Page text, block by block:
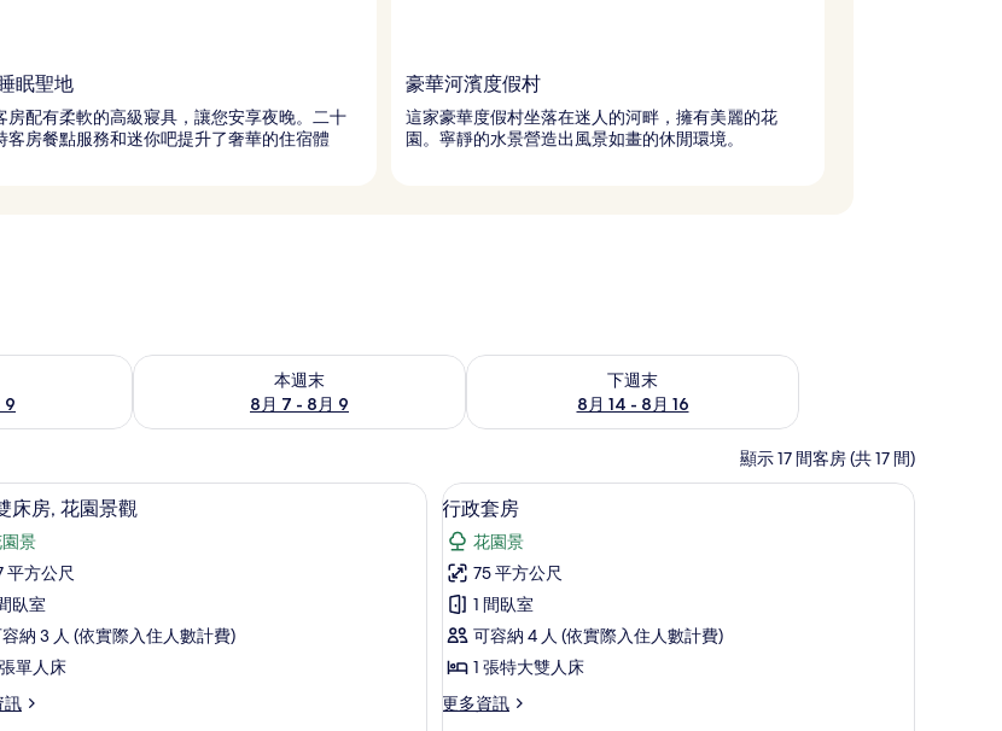
眠聖地
房配有柔軟的高級寢具，讓您安享夜晚。二十
客房餐點服務和迷你吧提升了奢華的住宿體
豪華河濱度假村
這家豪華度假村坐落在迷人的河畔，擁有美麗的花
園。寧靜的水景營造出風景如畫的休閒環境。
9
供應情況
本週末
8月 7 - 8月 9
查看本週末 (8月 7 - 8月 9) 的供應情況
下週末
8月 14 - 8月 16
查看下週末 (8月 14 - 8月 16) 的供應情況
顯示 17 間客房 (共 17 間)
高級寢具、迷你吧、書桌、筆電工作空間
床房, 花園景觀
景
平方公尺
臥室
納 3 人 (依實際入住人數計費)
單人床
訊
顯
示
行
政
套
房
所
行政套房 | 高級寢具、迷你吧、書桌、筆電工
7
行政套房
花園景
75 平方公尺
1 間臥室
可容納 4 人 (依實際入住人數計費)
1 張特大雙人床
更多資訊
更